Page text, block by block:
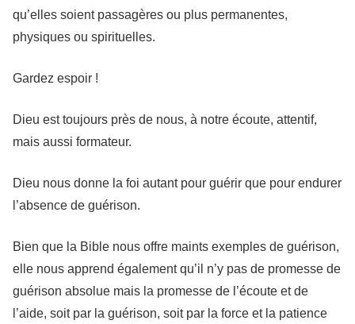
qu’elles soient passagères ou plus permanentes,
physiques ou spirituelles.
Gardez espoir !
Dieu est toujours près de nous, à notre écoute, attentif,
mais aussi formateur.
Dieu nous donne la foi autant pour guérir que pour endurer
l’absence de guérison.
Bien que la Bible nous offre maints exemples de guérison,
elle nous apprend également qu’il n’y pas de promesse de
guérison absolue mais la promesse de l’écoute et de
l’aide, soit par la guérison, soit par la force et la patience